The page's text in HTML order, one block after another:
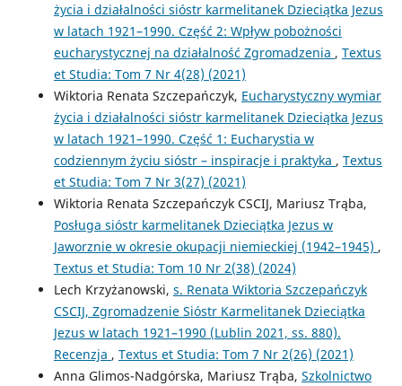
życia i działalności sióstr karmelitanek Dzieciątka Jezus
w latach 1921–1990. Część 2: Wpływ pobożności
eucharystycznej na działalność Zgromadzenia , Textus
et Studia: Tom 7 Nr 4(28) (2021)
Wiktoria Renata Szczepańczyk, Eucharystyczny wymiar
życia i działalności sióstr karmelitanek Dzieciątka Jezus
w latach 1921–1990. Część 1: Eucharystia w
codziennym życiu sióstr – inspiracje i praktyka , Textus
et Studia: Tom 7 Nr 3(27) (2021)
Wiktoria Renata Szczepańczyk CSCIJ, Mariusz Trąba,
Posługa sióstr karmelitanek Dzieciątka Jezus w
Jaworznie w okresie okupacji niemieckiej (1942–1945) ,
Textus et Studia: Tom 10 Nr 2(38) (2024)
Lech Krzyżanowski, s. Renata Wiktoria Szczepańczyk
CSCIJ, Zgromadzenie Sióstr Karmelitanek Dzieciątka
Jezus w latach 1921–1990 (Lublin 2021, ss. 880).
Recenzja , Textus et Studia: Tom 7 Nr 2(26) (2021)
Anna Glimos-Nadgórska, Mariusz Trąba, Szkolnictwo